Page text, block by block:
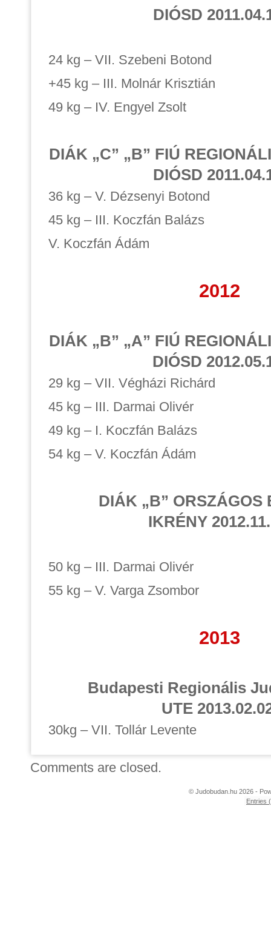
DIÓSD
24 kg – VII. Szebeni Botond
+45 kg – III. Molnár Krisztián
49 kg – IV. Engyel Zsolt
DIÁK „C” „B” FIÚ
DIÓSD
36 kg – V. Dézsenyi Botond
45 kg – III. Koczfán Balázs
V. Koczfán Ádám
2012
DIÁK „B” „A” FIÚ
DIÓSD
29 kg – VII. Végházi Richárd
45 kg – III. Darmai Olivér
49 kg – I. Koczfán Balázs
54 kg – V. Koczfán Ádám
DIÁK „B” ORSZÁGOS
IKRÉNY
50 kg – III. Darmai Olivér
55 kg – V. Varga Zsombor
2013
Budapesti Regionális
UTE
30kg – VII. Tollár Levente
Comments are closed.
© Judobudan.hu 2026 -
Entries